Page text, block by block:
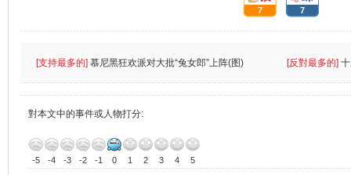
7
7
[支持最多的] 慕尼黑狂欢派对大批“兔女郎”上阵(图) [反對最多的]
對本文中的事件或人物打分:
-5 -4 -3 -2 -1 0 1 2 3 4 5